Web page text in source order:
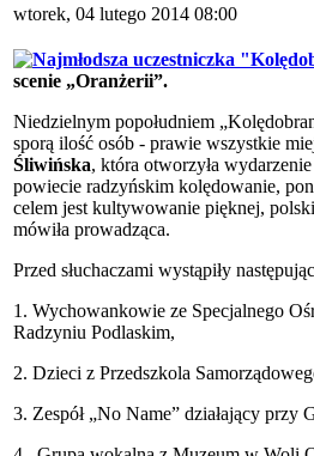
wtorek, 04 lutego 2014 08:00
scenie „Oranżerii”.
Niedzielnym popołudniem
sporą ilość osób - prawie wszystkie
Śliwińska, która otworzyła
powiecie radzyńskim kolędowanie,
celem jest kultywowanie pięknej,
mówiła prowadząca.
Przed słuchaczami wystąpiły
1. Wychowankowie ze Specjalnego
Radzyniu Podlaskim,
2. Dzieci z Przedszkola
3. Zespół „No Name” działający przy